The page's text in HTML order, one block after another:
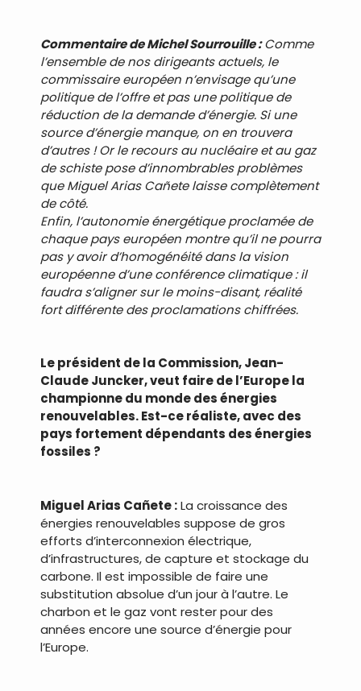
Commentaire de Michel Sourrouille :Comme
l’ensemble de nos dirigeants actuels, le
commissaire européen n’envisage qu’une
politique de l’offre et pas une politique de
réduction de la demande d’énergie. Si une
source d’énergie manque, on en trouvera
d’autres ! Or le recours au nucléaire et au gaz
de schiste pose d’innombrables problèmes
que Miguel Arias Cañete laisse complètement
de côté.
Enfin, l’autonomie énergétique proclamée de
chaque pays européen montre qu’il ne pourra
pas y avoir d’homogénéité dans la vision
européenne d’une conférence climatique : il
faudra s’aligner sur le moins-disant, réalité
fort différente des proclamations chiffrées.
Le président de la Commission, Jean-
Claude Juncker, veut faire de l’Europe la
championne du monde des énergies
renouvelables. Est-ce réaliste, avec des
pays fortement dépendants des énergies
fossiles ?
Miguel Arias Cañete :La croissance des
énergies renouvelables suppose de gros
efforts d’interconnexion électrique,
d’infrastructures, de capture et stockage du
carbone. Il est impossible de faire une
substitution absolue d’un jour à l’autre. Le
charbon et le gaz vont rester pour des
années encore une source d’énergie pour
l’Europe.